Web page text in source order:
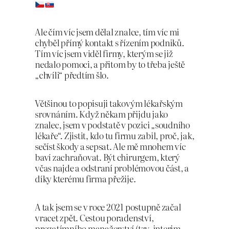
Ale čím víc jsem dělal znalce, tím víc mi
chyběl přímý kontakt s řízením podniků.
Tím víc jsem viděl firmy, kterým se již
nedalo pomoci, a přitom by to třeba ještě
„chvíli“ předtím šlo.
Většinou to popisuji takovým lékařským
srovnáním. Když někam přijdu jako
znalec, jsem v podstatě v pozici „soudního
lékaře“. Zjistit, kdo tu firmu zabil, proč, jak,
sečíst škody a sepsat. Ale mě mnohem víc
baví zachraňovat. Být chirurgem, který
včas najde a odstraní problémovou část, a
díky kterému firma přežije.
A tak jsem se v roce 2021 postupně začal
vracet zpět. Cestou poradenství,